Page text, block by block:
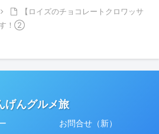
【ロイズのチョコレートクロワッサ
す！②
げんグルメ旅
お問合せ（新）